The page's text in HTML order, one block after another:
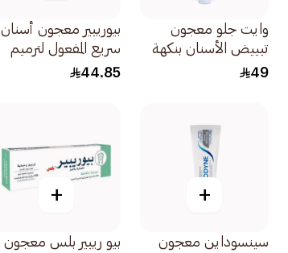
وايت جلو معجون
تبييض الأسنان بنكهة
البطيخ المنعش 70جرام
49
بيوريبير معجون أسنان
سريع المفعول لترميم
الأسنان خالي من
44.85
+
سينسوداين معجون
+
بيو ريبير بلس معجون